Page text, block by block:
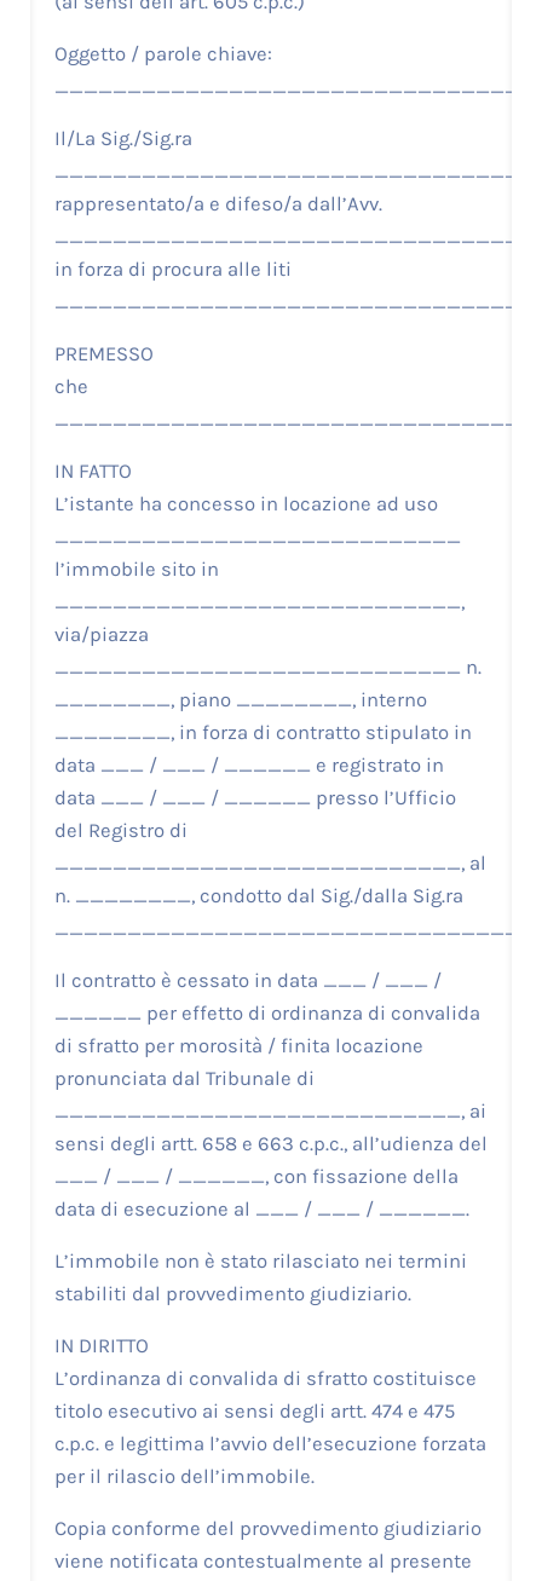
Oggetto / parole chiave:
Il/La Sig./Sig.ra
rappresentato/a e difeso/a dall’Avv.
in forza di procura alle liti
PREMESSO
che
IN FATTO
L’istante ha concesso in locazione ad uso
____________________________
l’immobile sito in
____________________________,
via/piazza
____________________________ n.
________, piano ________, interno
________, in forza di contratto stipulato in
data ___ / ___ / ______ e registrato in
data ___ / ___ / ______ presso l’Ufficio
del Registro di
____________________________, al
n. ________, condotto dal Sig./dalla Sig.ra
Il contratto è cessato in data ___ / ___ /
______ per effetto di ordinanza di convalida
di sfratto per morosità / finita locazione
pronunciata dal Tribunale di
____________________________, ai
sensi degli artt. 658 e 663 c.p.c., all’udienza del
___ / ___ / ______, con fissazione della
data di esecuzione al ___ / ___ / ______.
L’immobile non è stato rilasciato nei termini
stabiliti dal provvedimento giudiziario.
IN DIRITTO
L’ordinanza di convalida di sfratto costituisce
titolo esecutivo ai sensi degli artt. 474 e 475
c.p.c. e legittima l’avvio dell’esecuzione forzata
per il rilascio dell’immobile.
Copia conforme del provvedimento giudiziario
viene notificata contestualmente al presente